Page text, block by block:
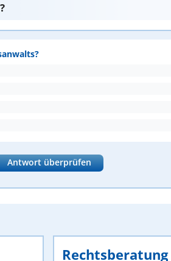
Antwort überprüfen